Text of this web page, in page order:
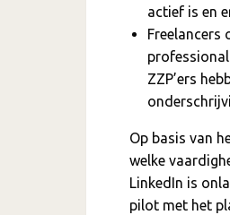
actief is en
Freelancers
ZZP’ers
Op basis van
welke
LinkedIn is
pilot met het